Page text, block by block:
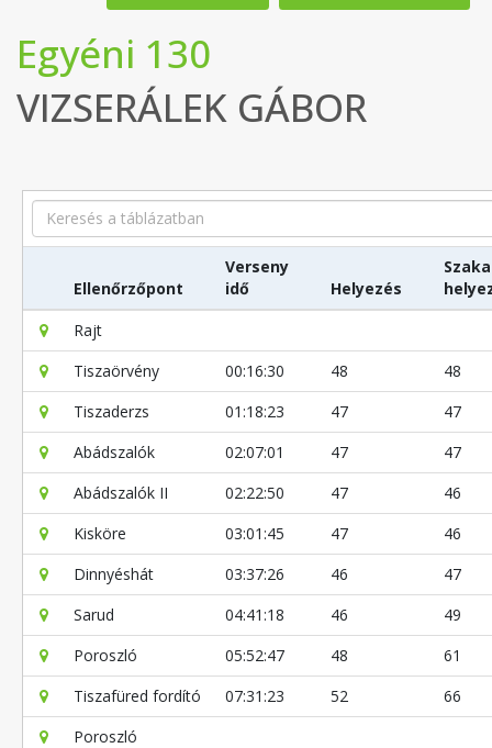
Egyéni 130
VIZSERÁLEK GÁBOR
Search
Ellenőrzőpont
Verseny
idő
Helyezés
Rajt
Tiszaörvény
00:16:30 48
48
Tiszaderzs
01:18:23 47
47
Abádszalók
02:07:01 47
47
Abádszalók II
02:22:50 47
46
Kisköre
03:01:45 47
46
Dinnyéshát
03:37:26 46
47
Sarud
04:41:18 46
49
Poroszló
05:52:47 48
61
Tiszafüred fordító
07:31:23 52
66
Poroszló